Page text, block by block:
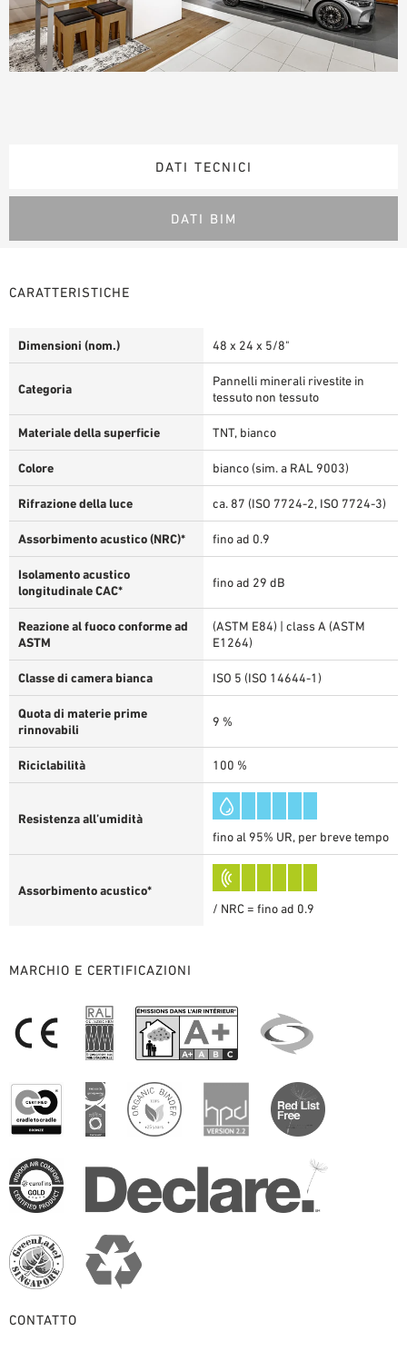
DATI TECNICI
DATI BIM
CARATTERISTICHE
Dimensioni (nom.) 48 x 24 x 5/8"
Categoria
Pannelli minerali rivestite in
tessuto non tessuto
Materiale della superficie TNT, bianco
Colore bianco (sim. a RAL 9003)
Rifrazione della luce ca. 87 (ISO 7724-2, ISO 7724-3)
Assorbimento acustico (NRC)* fino ad 0.9
Isolamento acustico
longitudinale CAC*
fino ad 29 dB
Reazione al fuoco conforme ad
ASTM
(ASTM E84) | class A (ASTM
E1264)
Classe di camera bianca ISO 5 (ISO 14644-1)
Quota di materie prime
rinnovabili
9 %
Riciclabilità 100 %
Resistenza all’umidità
fino al 95% UR, per breve tempo
Assorbimento acustico*
/ NRC = fino ad 0.9
MARCHIO E CERTIFICAZIONI
CONTATTO